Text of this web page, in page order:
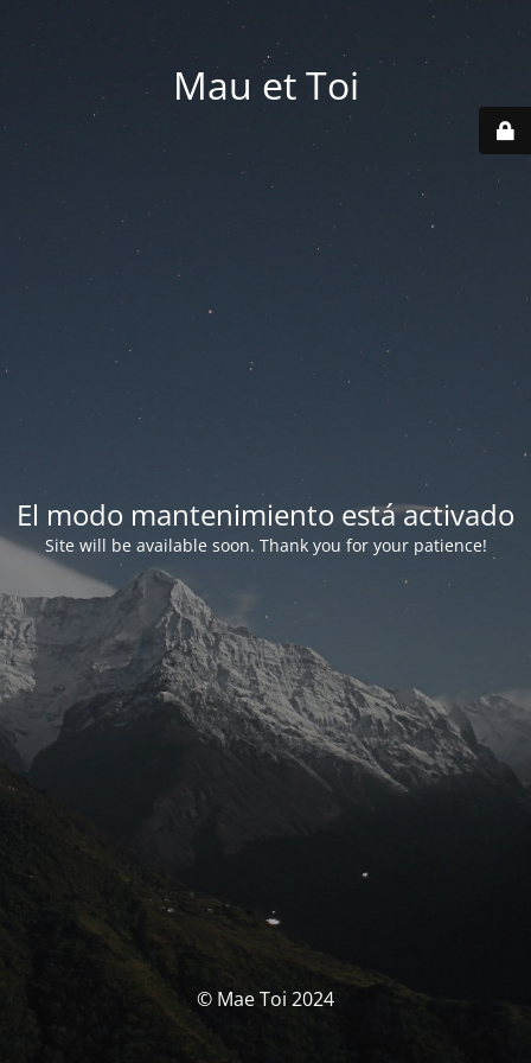
Mau et Toi
El modo mantenimiento está activado
Site will be available soon. Thank you for your patience!
© Mae Toi 2024